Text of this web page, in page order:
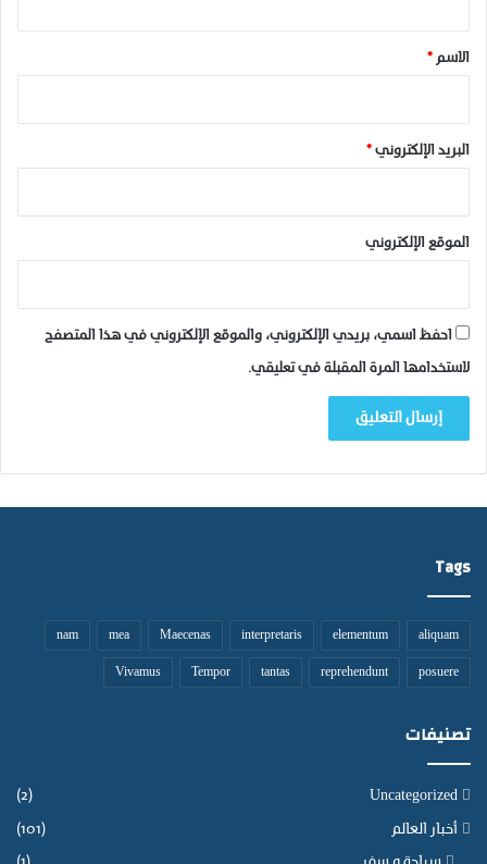
ؤ
س
س
ت
ا
ل
م
و
م
ة
و
ل
خ
ص
*الاسم *
البريد الإلكتروني *
الموقع الإلكتروني
احفظ اسمي، بريدي الإلكتروني، والموقع الإلكتروني في هذا المتصفح
لاستخدامها المرة المقبلة في تعليقي.
Tags
aliquam
elementum
interpretaris
Maecenas
mea
nam
posuere
reprehendunt
tantas
Tempor
Vivamus
تصنيفات
Uncategorized
(2)
أخبار العالم (101)